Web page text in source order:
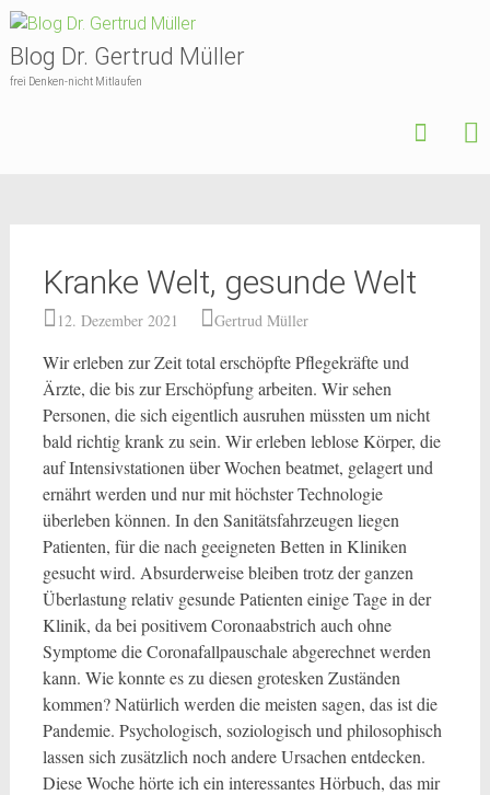
Skip
content
Blog Dr. Gertrud Müller
frei Denken-nicht Mitlaufen
Kranke Welt, gesunde Welt
12. Dezember 2021 Gertrud Müller
Wir erleben zur Zeit total erschöpfte Pflegekräfte und
Ärzte, die bis zur Erschöpfung arbeiten. Wir sehen
Personen, die sich eigentlich ausruhen müssten um nicht
bald richtig krank zu sein. Wir erleben leblose Körper, die
auf Intensivstationen über Wochen beatmet, gelagert und
ernährt werden und nur mit höchster Technologie
überleben können. In den Sanitätsfahrzeugen liegen
Patienten, für die nach geeigneten Betten in Kliniken
gesucht wird. Absurderweise bleiben trotz der ganzen
Überlastung relativ gesunde Patienten einige Tage in der
Klinik, da bei positivem Coronaabstrich auch ohne
Symptome die Coronafallpauschale abgerechnet werden
kann. Wie konnte es zu diesen grotesken Zuständen
kommen? Natürlich werden die meisten sagen, das ist die
Pandemie. Psychologisch, soziologisch und philosophisch
lassen sich zusätzlich noch andere Ursachen entdecken.
Diese Woche hörte ich ein interessantes Hörbuch, das mir